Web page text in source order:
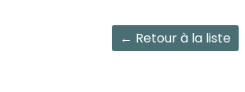
← Retour à la liste